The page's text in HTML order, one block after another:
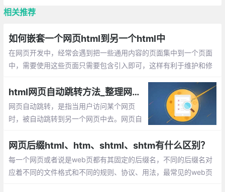
相关推荐
如何嵌套一个网页html到另一个html中
在网页开发中，经常会遇到把一些通用内容的页面集中到一个页面
中，需要使用这些页面只需要包含引入即可，这样有利于维护和修
件单独处理。
html网页自动跳转方法_整理网页自动跳转的5种方法
网页自动跳转，是指当用户访问某个网页
时，被自动跳转到另一个网页中去。网页自
网站里的一个或多个网页被删除后，可以使
用这种方式将用户引导到其它正常的网页中
去，从而留住用户。
网页后缀html、htm、shtml、shtm有什么区别？
每一个网页或者说是web页都有其固定的后缀名，不同的后缀名对
应着不同的文件格式和不同的规则、协议、用法，最常见的web页